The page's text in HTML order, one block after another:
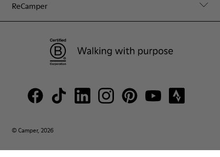
ReCamper
© Camper, 2026